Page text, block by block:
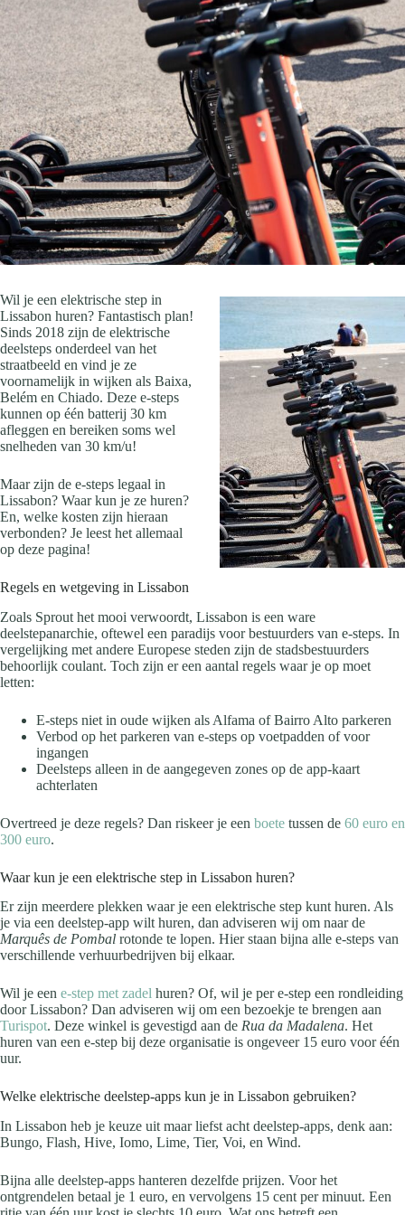
Wil je een elektrische step in
Lissabon huren? Fantastisch plan!
Sinds 2018 zijn de elektrische
deelsteps onderdeel van het
straatbeeld en vind je ze
voornamelijk in wijken als Baixa,
Belém en Chiado. Deze e-steps
kunnen op één batterij 30 km
afleggen en bereiken soms wel
snelheden van 30 km/u!
Maar zijn de e-steps legaal in
Lissabon? Waar kun je ze huren?
En, welke kosten zijn hieraan
verbonden? Je leest het allemaal
op deze pagina!
Regels en wetgeving in Lissabon
Zoals Sprout het mooi verwoordt, Lissabon is een ware
deelstepanarchie, oftewel een paradijs voor bestuurders van e-steps. In
vergelijking met andere Europese steden zijn de stadsbestuurders
behoorlijk coulant. Toch zijn er een aantal regels waar je op moet
letten:
E-steps niet in oude wijken als Alfama of Bairro Alto parkeren
Verbod op het parkeren van e-steps op voetpadden of voor
ingangen
Deelsteps alleen in de aangegeven zones op de app-kaart
achterlaten
Overtreed je deze regels? Dan riskeer je een boete tussen de 60 euro en
300 euro.
Waar kun je een elektrische step in Lissabon huren?
Er zijn meerdere plekken waar je een elektrische step kunt huren. Als
je via een deelstep-app wilt huren, dan adviseren wij om naar de
Marquês de Pombal rotonde te lopen. Hier staan bijna alle e-steps van
verschillende verhuurbedrijven bij elkaar.
Wil je een e-step met zadel huren? Of, wil je per e-step een rondleiding
door Lissabon? Dan adviseren wij om een bezoekje te brengen aan
Turispot. Deze winkel is gevestigd aan de Rua da Madalena. Het
huren van een e-step bij deze organisatie is ongeveer 15 euro voor één
uur.
Welke elektrische deelstep-apps kun je in Lissabon gebruiken?
In Lissabon heb je keuze uit maar liefst acht deelstep-apps, denk aan:
Bungo, Flash, Hive, Iomo, Lime, Tier, Voi, en Wind.
Bijna alle deelstep-apps hanteren dezelfde prijzen. Voor het
ontgrendelen betaal je 1 euro, en vervolgens 15 cent per minuut. Een